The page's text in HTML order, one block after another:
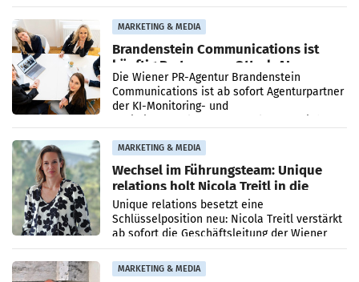
MARKETING & MEDIA
Brandenstein Communications ist
künftig Partner von OtterlyAI
Die Wiener PR-Agentur Brandenstein
Communications ist ab sofort Agenturpartner
der KI-Monitoring- und
MARKETING & MEDIA
Wechsel im Führungsteam: Unique
relations holt Nicola Treitl in die
Geschäftsleitung
Unique relations besetzt eine
Schlüsselposition neu: Nicola Treitl verstärkt
ab sofort die Geschäftsleitung der Wiener
PR-Agentur an der Seite von Josef Kalina und
Anna Kalina-Mahr.
MARKETING & MEDIA